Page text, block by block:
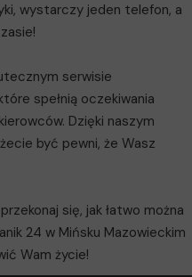
wystarczy jeden telefon, a
serwisie
spełnią oczekiwania
Dzięki naszym
być pewni, że Wasz
się, jak łatwo można
24 w Mińsku Mazowieckim
Wam życie!